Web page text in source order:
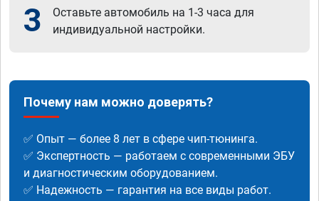
3
Оставьте автомобиль на 1-3 часа для
индивидуальной настройки.
Почему нам можно доверять?
✅ Опыт — более 8 лет в сфере чип-тюнинга.
✅ Экспертность — работаем с современными ЭБУ
и диагностическим оборудованием.
✅ Надежность — гарантия на все виды работ.